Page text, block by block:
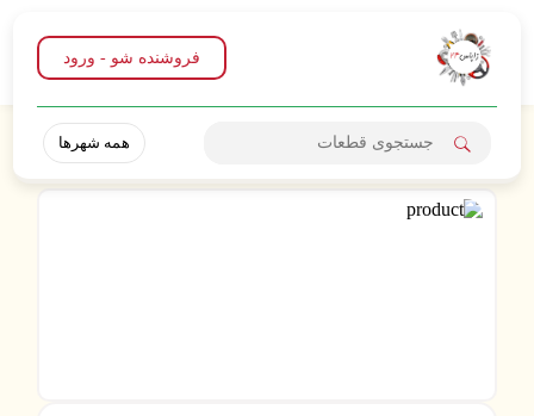
فروشنده شو - ورود
همه شهرها